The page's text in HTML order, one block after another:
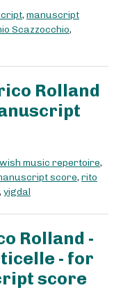
, manuscript
Scazzocchio,
Rolland
music repertoire,
score, rito
, yigdal
Rolland -
- for
score